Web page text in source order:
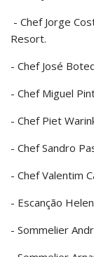
- Chef Jorge
Resort.
- Chef José
- Chef Miguel
- Chef Piet
- Chef Sandro
- Chef Valentim
- Escanção
- Sommelier